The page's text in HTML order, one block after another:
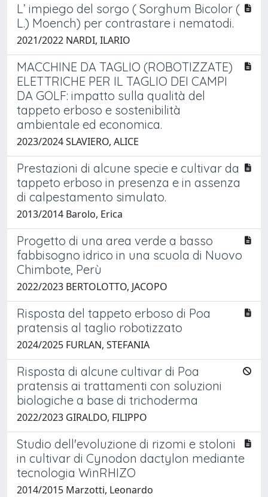
L’ impiego del sorgo ( Sorghum Bicolor (
L.) Moench) per contrastare i nematodi.
2021/2022 NARDI, ILARIO
MACCHINE DA TAGLIO (ROBOTIZZATE)
ELETTRICHE PER IL TAGLIO DEI CAMPI
DA GOLF: impatto sulla qualità del
tappeto erboso e sostenibilità
ambientale ed economica.
2023/2024 SLAVIERO, ALICE
Prestazioni di alcune specie e cultivar da
tappeto erboso in presenza e in assenza
di calpestamento simulato.
2013/2014 Barolo, Erica
Progetto di una area verde a basso
fabbisogno idrico in una scuola di Nuovo
Chimbote, Perù
2022/2023 BERTOLOTTO, JACOPO
Risposta del tappeto erboso di Poa
pratensis al taglio robotizzato
2024/2025 FURLAN, STEFANIA
Risposta di alcune cultivar di Poa
pratensis ai trattamenti con soluzioni
biologiche a base di trichoderma
2022/2023 GIRALDO, FILIPPO
Studio dell'evoluzione di rizomi e stoloni
in cultivar di Cynodon dactylon mediante
tecnologia WinRHIZO
2014/2015 Marzotti, Leonardo